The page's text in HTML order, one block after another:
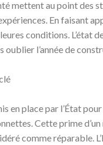
mettent au point des
En faisant
conditions. L’état
oublier l’année de
en place par l’État
Cette prime
comme réparable.